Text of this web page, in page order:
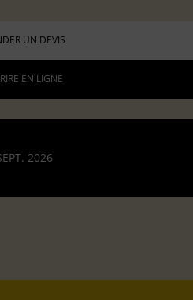
UN DEVIS
EN LIGNE
2026